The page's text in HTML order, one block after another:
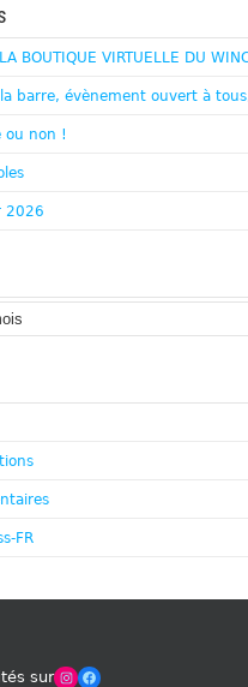
BOUTIQUE VIRTUELLE DU
la barre, évènement ouvert à
ou non !
2026
FR
surWinches Club OfficielFacebook